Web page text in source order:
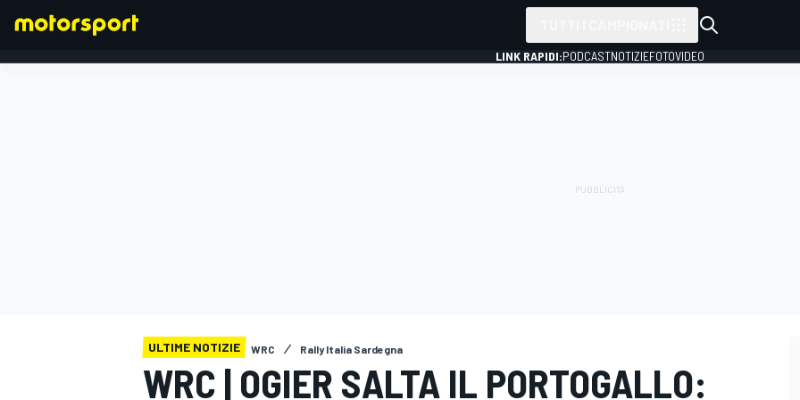
LINK RAPIDI:PODCASTNOTIZIEFOTOVIDEO
ULTIME NOTIZIE WRC Rally Italia Sardegna
WRC | OGIER SALTA IL PORTOGALLO: